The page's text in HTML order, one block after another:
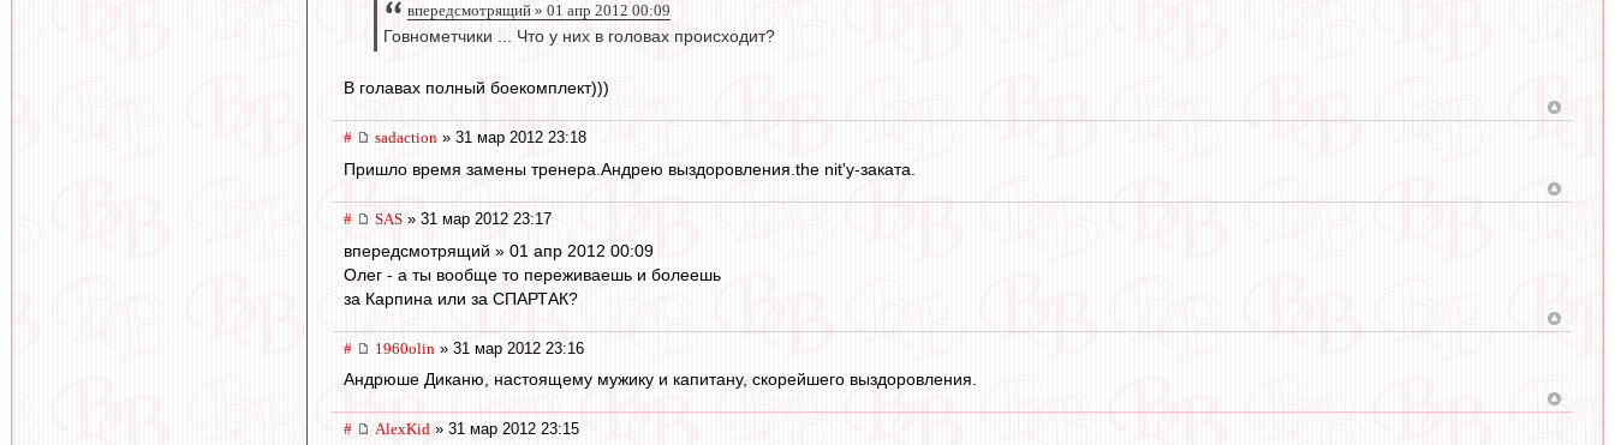
впередсмотрящий » 01 апр 2012 00:09
Говнометчики ... Что у них в головах происходит?
В голавах полный боекомплект)))
# sadaction » 31 мар 2012 23:18
Пришло время замены тренера.Андрею выздоровления.the nit'у-заката.
# SAS » 31 мар 2012 23:17
впередсмотрящий » 01 апр 2012 00:09
Олег - а ты вообще то переживаешь и болеешь
за Карпина или за СПАРТАК?
# 1960olin » 31 мар 2012 23:16
Андрюше Диканю, настоящему мужику и капитану, скорейшего выздоровления.
# AlexKid » 31 мар 2012 23:15